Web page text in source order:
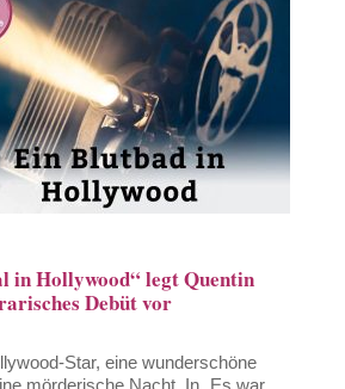
in Hollywood“ legt Quentin
Debüt vor
Star, eine wunderschöne
mörderische Nacht. In „Es war